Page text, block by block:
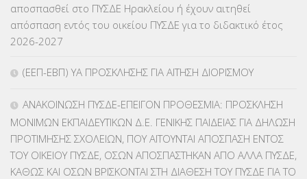
αποσπασθεί στο ΠΥΣΔΕ Ηρακλείου ή έχουν αιτηθεί
απόσπαση εντός του οικείου ΠΥΣΔΕ για το διδακτικό έτος
2026-2027
(ΕΕΠ-ΕΒΠ) ΥΑ ΠΡΟΣΚΛΗΣΗΣ ΓΙΑ ΑΙΤΗΣΗ ΔΙΟΡΙΣΜΟΥ
ΑΝΑΚΟΙΝΩΣΗ ΠΥΣΔΕ-ΕΠΕΙΓΟΝ ΠΡΟΘΕΣΜΙΑ: ΠΡΟΣΚΛΗΣΗ
ΜΟΝΙΜΩΝ ΕΚΠΑΙΔΕΥΤΙΚΩΝ Δ.Ε. ΓΕΝΙΚΗΣ ΠΑΙΔΕΙΑΣ ΓΙΑ ΔΗΛΩΣΗ
ΠΡΟΤΙΜΗΣΗΣ ΣΧΟΛΕΙΩΝ, ΠΟΥ ΑΙΤΟΥΝΤΑΙ ΑΠΟΣΠΑΣΗ ΕΝΤΟΣ
ΤΟΥ ΟΙΚΕΙΟΥ ΠΥΣΔΕ, ΟΣΩΝ ΑΠΟΣΠΑΣΤΗΚΑΝ ΑΠΟ ΑΛΛΑ ΠΥΣΔΕ,
ΚΑΘΩΣ ΚΑΙ ΟΣΩΝ ΒΡΙΣΚΟΝΤΑΙ ΣΤΗ ΔΙΑΘΕΣΗ ΤΟΥ ΠΥΣΔΕ ΓΙΑ ΤΟ